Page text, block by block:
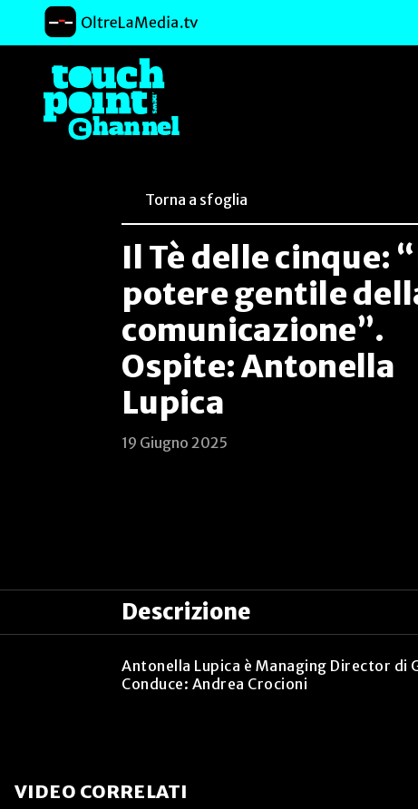
Torna a sfoglia
Il Tè delle cinque:
potere gentile
comunicazione”.
Ospite: Antonella
Lupica
19 Giugno 2025
Descrizione
Antonella Lupica è Managing Director di
Conduce: Andrea Crocioni
VIDEO CORRELATI